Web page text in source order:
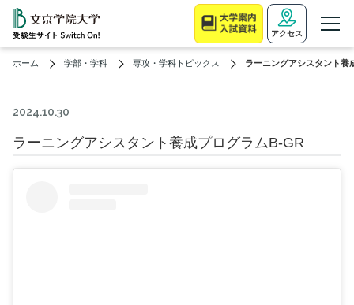
アクセス
ホーム 学部・学科 専攻・学科トピックス ラーニングアシスタント養
2024.10.30
ラーニングアシスタント養成プログラムB-GR